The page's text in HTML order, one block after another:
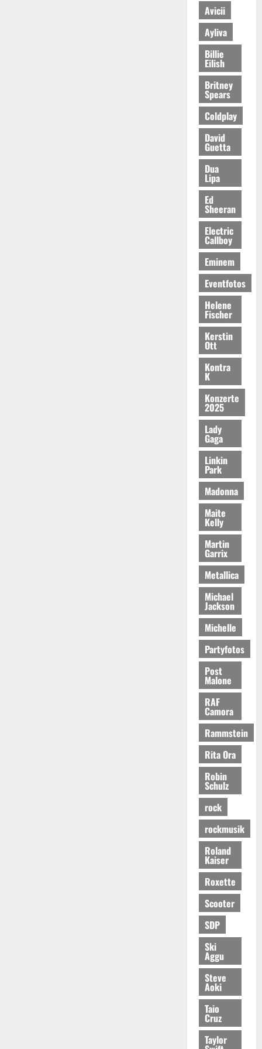
Avicii
Ayliva
Billie
Eilish
Britney
Spears
Coldplay
David
Guetta
Dua
Lipa
Ed
Sheeran
Electric
Callboy
Eminem
Eventfotos
Helene
Fischer
Kerstin
Ott
Kontra
K
Konzerte
2025
Lady
Gaga
Linkin
Park
Madonna
Maite
Kelly
Martin
Garrix
Metallica
Michael
Jackson
Michelle
Partyfotos
Post
Malone
RAF
Camora
Rammstein
Rita Ora
Robin
Schulz
rock
rockmusik
Roland
Kaiser
Roxette
Scooter
SDP
Ski
Aggu
Steve
Aoki
Taio
Cruz
Taylor